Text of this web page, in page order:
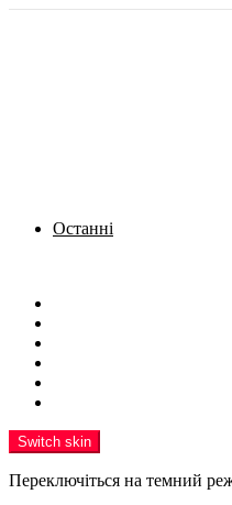
Останні
Switch skin
Переключіться на темний